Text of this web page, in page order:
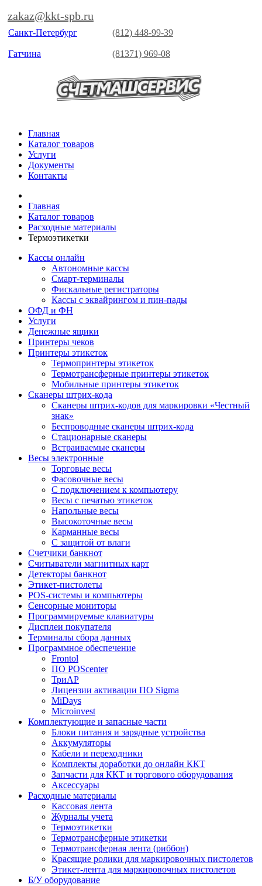
zakaz@kkt-spb.ru
Санкт-Петербург (812) 448-99-39
Гатчина (81371) 969-08
Главная
Каталог товаров
Услуги
Документы
Контакты
Главная
Каталог товаров
Расходные материалы
Термоэтикетки
Кассы онлайн
Автономные кассы
Смарт-терминалы
Фискальные регистраторы
Кассы с эквайрингом и пин-пады
ОФД и ФН
Услуги
Денежные ящики
Принтеры чеков
Принтеры этикеток
Термопринтеры этикеток
Термотрансферные принтеры этикеток
Мобильные принтеры этикеток
Сканеры штрих-кода
Сканеры штрих-кодов для маркировки «Честный
знак»
Беспроводные сканеры штрих-кода
Стационарные сканеры
Встраиваемые сканеры
Весы электронные
Торговые весы
Фасовочные весы
С подключением к компьютеру
Весы с печатью этикеток
Напольные весы
Высокоточные весы
Карманные весы
C защитой от влаги
Счетчики банкнот
Считыватели магнитных карт
Детекторы банкнот
Этикет-пистолеты
POS-системы и компьютеры
Сенсорные мониторы
Программируемые клавиатуры
Дисплеи покупателя
Терминалы сбора данных
Программное обеспечение
Frontol
ПО POScenter
ТриАР
Лицензии активации ПО Sigma
MiDays
Microinvest
Комплектующие и запасные части
Блоки питания и зарядные устройства
Аккумуляторы
Кабели и переходники
Комплекты доработки до онлайн ККТ
Запчасти для ККТ и торгового оборудования
Аксессуары
Расходные материалы
Кассовая лента
Журналы учета
Термоэтикетки
Термотрансферные этикетки
Термотрансферная лента (риббон)
Красящие ролики для маркировочных пистолетов
Этикет-лента для маркировочных пистолетов
Б/У оборудование